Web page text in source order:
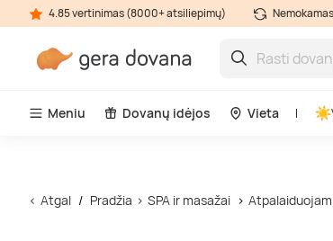
4.85 vertinimas (8000+ atsiliepimų)
Meniu Dovanų idėjos Vieta
Atgal Pradžia SPA ir masažai